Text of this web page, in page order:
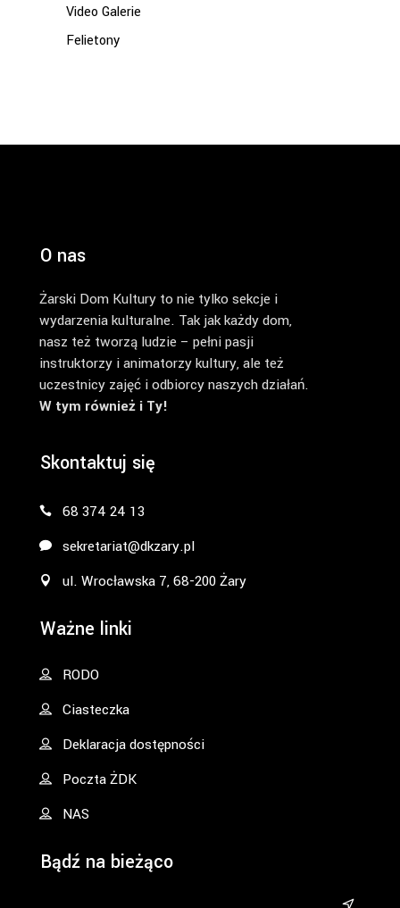
Video Galerie
Felietony
O nas
Żarski Dom Kultury to nie tylko sekcje i
wydarzenia kulturalne. Tak jak każdy dom,
nasz też tworzą ludzie – pełni pasji
instruktorzy i animatorzy kultury, ale też
uczestnicy zajęć i odbiorcy naszych działań.
W tym również i Ty!
Skontaktuj się
68 374 24 13
sekretariat@dkzary.pl
ul. Wrocławska 7, 68-200 Żary
Ważne linki
RODO
Ciasteczka
Deklaracja dostępności
Poczta ŻDK
NAS
Bądź na bieżąco
&